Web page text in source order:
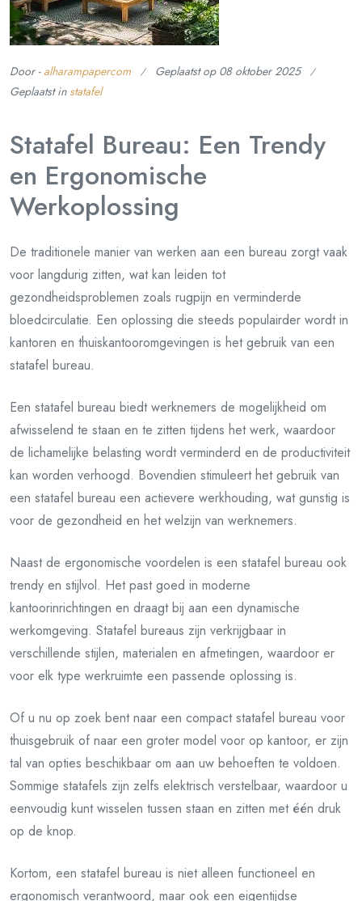
Door - alharampapercom Geplaatst op 08 oktober 2025
Geplaatst in statafel
Statafel Bureau: Een Trendy
en Ergonomische
Werkoplossing
De traditionele manier van werken aan een bureau zorgt vaak
voor langdurig zitten, wat kan leiden tot
gezondheidsproblemen zoals rugpijn en verminderde
bloedcirculatie. Een oplossing die steeds populairder wordt in
kantoren en thuiskantooromgevingen is het gebruik van een
statafel bureau.
Een statafel bureau biedt werknemers de mogelijkheid om
afwisselend te staan en te zitten tijdens het werk, waardoor
de lichamelijke belasting wordt verminderd en de productiviteit
kan worden verhoogd. Bovendien stimuleert het gebruik van
een statafel bureau een actievere werkhouding, wat gunstig is
voor de gezondheid en het welzijn van werknemers.
Naast de ergonomische voordelen is een statafel bureau ook
trendy en stijlvol. Het past goed in moderne
kantoorinrichtingen en draagt bij aan een dynamische
werkomgeving. Statafel bureaus zijn verkrijgbaar in
verschillende stijlen, materialen en afmetingen, waardoor er
voor elk type werkruimte een passende oplossing is.
Of u nu op zoek bent naar een compact statafel bureau voor
thuisgebruik of naar een groter model voor op kantoor, er zijn
tal van opties beschikbaar om aan uw behoeften te voldoen.
Sommige statafels zijn zelfs elektrisch verstelbaar, waardoor u
eenvoudig kunt wisselen tussen staan en zitten met één druk
op de knop.
Kortom, een statafel bureau is niet alleen functioneel en
ergonomisch verantwoord, maar ook een eigentijdse